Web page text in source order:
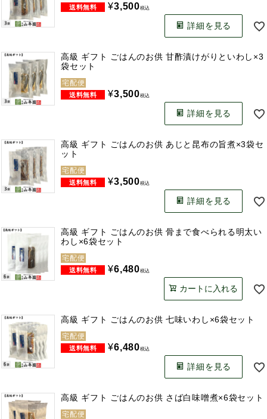
¥3,500税込
詳細を見る
高級 ギフト ごはんのお供 甘酢漬けがりといわし×3
袋セット
宅配便
¥3,500税込
詳細を見る
高級 ギフト ごはんのお供 あじと昆布の旨煮×3袋セ
ット
宅配便
¥3,500税込
詳細を見る
高級 ギフト ごはんのお供 骨まで食べられる明太い
わし×6袋セット
宅配便
¥6,480税込
カートに入れる
高級 ギフト ごはんのお供 七味いわし×6袋セット
宅配便
¥6,480税込
詳細を見る
高級 ギフト ごはんのお供 さば白味噌煮×6袋セット
宅配便